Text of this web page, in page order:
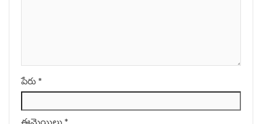
పేరు *
ఈమెయిలు *